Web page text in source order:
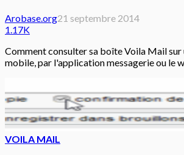
Arobase.org21 septembre 2014
1.17K
Comment consulter sa boîte Voila Mail sur
mobile, par l'application messagerie ou le
VOILA MAIL